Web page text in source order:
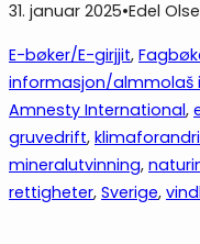
31. januar 2025•Edel
E-bøker/E-girjjit,
informasjon/almmolaš
Amnesty International,
gruvedrift,
mineralutvinning,
rettigheter, Sverige,